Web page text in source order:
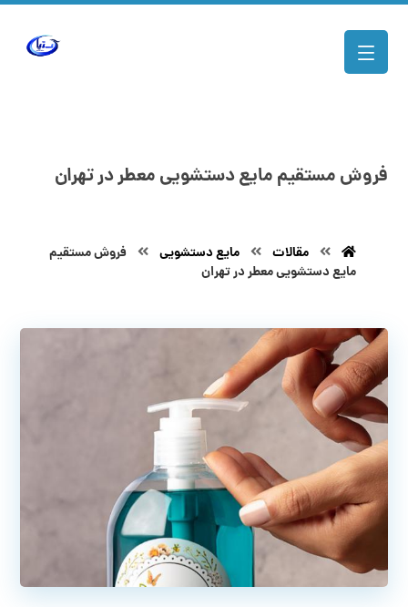
فروش مستقیم مایع دستشویی معطر در تهران
مقالات مایع دستشویی
فروش مستقیم
مایع دستشویی معطر در تهران